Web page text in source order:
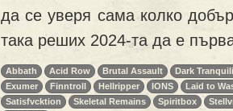
да се уверя сама колко
така реших 2024-та да е
Abbath Acid Row Brutal Assault
Dark
Exumer
Finntroll Hellripper IONS
Laid to
Satisfvcktion
Skeletal Remains Spiritbox